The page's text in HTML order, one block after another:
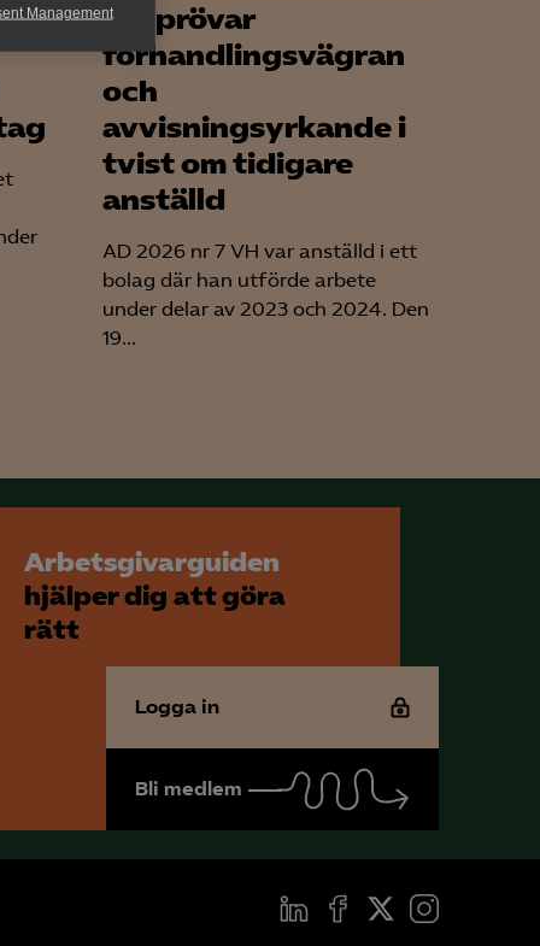
att kunna
ManagementAD prövar
förhandlingsvägran
och
avvisningsyrkande i
tvist om tidigare
anställd
AD 2026 nr 7 VH var anställd i ett
bolag där han utförde arbete
under delar av 2023 och 2024. Den
19...
Arbetsgivarguiden
hjälper dig att göra
rätt
Logga in
Bli medlem